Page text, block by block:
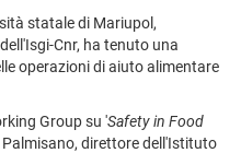
statale di Mariupol,
Cnr, ha tenuto una
operazioni di aiuto alimentare
Group su 'Safety in Food
direttore dell'Istituto